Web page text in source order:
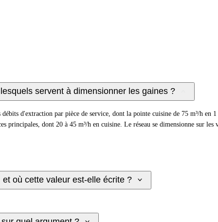
servent à dimensionner les gaines ?
d'extraction par pièce de service, dont la pointe cuisine de 75 m³/h
principales, dont 20 à 45 m³/h en cuisine. Le réseau se dimensionne sur
où cette valeur est-elle écrite ?